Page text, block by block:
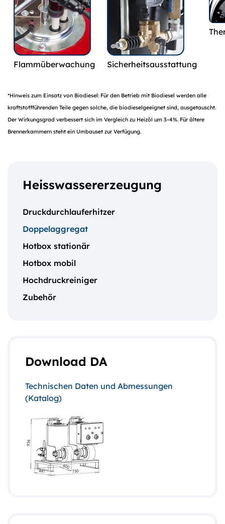
Flammüberwachung Sicherheitsausstattung
*Hinweis zum Einsatz von Biodiesel: Für den Betrieb mit Biodiesel werden alle
kraftstoffführenden Teile gegen solche, die biodieselgeeignet sind, ausgetauscht.
Der Wirkungsgrad verbessert sich im Vergleich zu Heizöl um 3–4%. Für ältere
Brennerkammern steht ein Umbauset zur Verfügung.
Heisswassererzeugung
Druckdurchlauferhitzer
Doppelaggregat
Hotbox stationär
Hotbox mobil
Hochdruckreiniger
Zubehör
Download DA
Technischen Daten und Abmessungen
(Katalog)